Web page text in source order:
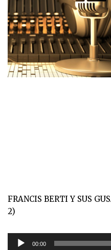
FRANCIS BERTI Y SUS
2)
00:00